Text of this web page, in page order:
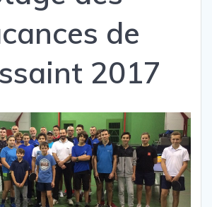
de
2017